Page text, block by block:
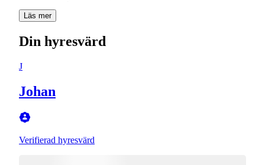
Läs mer
Din hyresvärd
J
Johan
Verifierad hyresvärd